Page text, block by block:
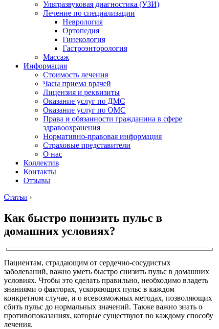
Ультразвуковая диагностика (УЗИ)
Лечение по специализации
Неврология
Ортопедия
Гинекология
Гастроэнторология
Массаж
Информация
Стоимость лечения
Часы приема врачей
Лицензия и реквизиты
Оказание услуг по ДМС
Оказание услуг по ОМС
Права и обязанности гражданина в сфере
здравоохранения
Нормативно-правовая информация
Страховые представители
О нас
Коллектив
Контакты
Отзывы
Статьи ›
Как быстро понизить пульс в
домашних условиях?
Пациентам, страдающим от сердечно-сосудистых
заболеваний, важно уметь быстро снизить пульс в домашних
условиях. Чтобы это сделать правильно, необходимо владеть
знаниями о факторах, ускоряющих пульс в каждом
конкретном случае, и о всевозможных методах, позволяющих
сбить пульс до нормальных значений. Также важно знать о
противопоказаниях, которые существуют по каждому способу
лечения.